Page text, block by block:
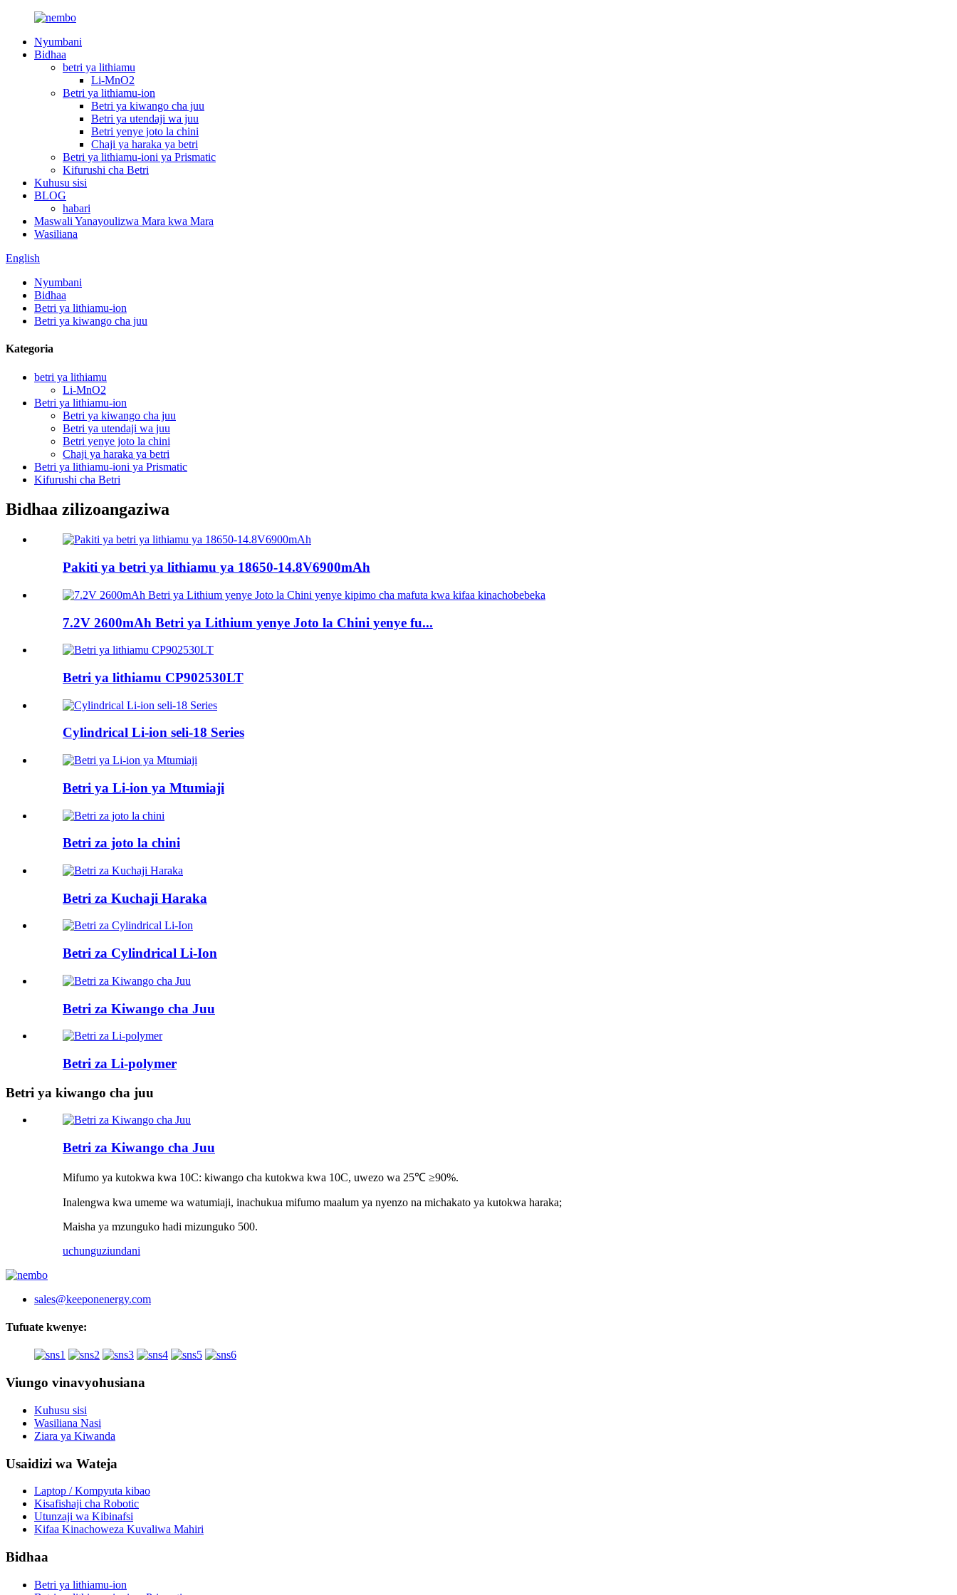
Nyumbani
Bidhaa
betri ya lithiamu
Li-MnO2
Betri ya lithiamu-ion
Betri ya kiwango cha juu
Betri ya utendaji wa juu
Betri yenye joto la chini
Chaji ya haraka ya betri
Betri ya lithiamu-ioni ya Prismatic
Kifurushi cha Betri
Kuhusu sisi
BLOG
habari
Maswali Yanayoulizwa Mara kwa Mara
Wasiliana
English
Nyumbani
Bidhaa
Betri ya lithiamu-ion
Betri ya kiwango cha juu
Kategoria
betri ya lithiamu
Li-MnO2
Betri ya lithiamu-ion
Betri ya kiwango cha juu
Betri ya utendaji wa juu
Betri yenye joto la chini
Chaji ya haraka ya betri
Betri ya lithiamu-ioni ya Prismatic
Kifurushi cha Betri
Bidhaa zilizoangaziwa
Pakiti ya betri ya lithiamu ya 18650-14.8V6900mAh
7.2V 2600mAh Betri ya Lithium yenye Joto la Chini yenye fu...
Betri ya lithiamu CP902530LT
Cylindrical Li-ion seli-18 Series
Betri ya Li-ion ya Mtumiaji
Betri za joto la chini
Betri za Kuchaji Haraka
Betri za Cylindrical Li-Ion
Betri za Kiwango cha Juu
Betri za Li-polymer
Betri ya kiwango cha juu
Betri za Kiwango cha Juu
Mifumo ya kutokwa kwa 10C: kiwango cha kutokwa kwa 10C, uwezo wa 25℃ ≥90%.
Inalengwa kwa umeme wa watumiaji, inachukua mifumo maalum ya nyenzo na michakato ya kutokwa haraka;
Maisha ya mzunguko hadi mizunguko 500.
uchunguziundani
sales@keeponenergy.com
Tufuate kwenye:
Viungo vinavyohusiana
Kuhusu sisi
Wasiliana Nasi
Ziara ya Kiwanda
Usaidizi wa Wateja
Laptop / Kompyuta kibao
Kisafishaji cha Robotic
Utunzaji wa Kibinafsi
Kifaa Kinachoweza Kuvaliwa Mahiri
Bidhaa
Betri ya lithiamu-ion